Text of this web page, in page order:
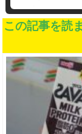
この記事を読